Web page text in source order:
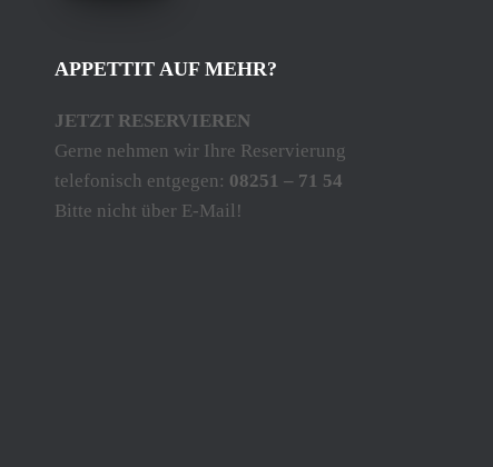
APPETTIT AUF MEHR?
JETZT RESERVIEREN
Gerne nehmen wir Ihre Reservierung
telefonisch entgegen: 08251 – 71 54
Bitte nicht über E-Mail!